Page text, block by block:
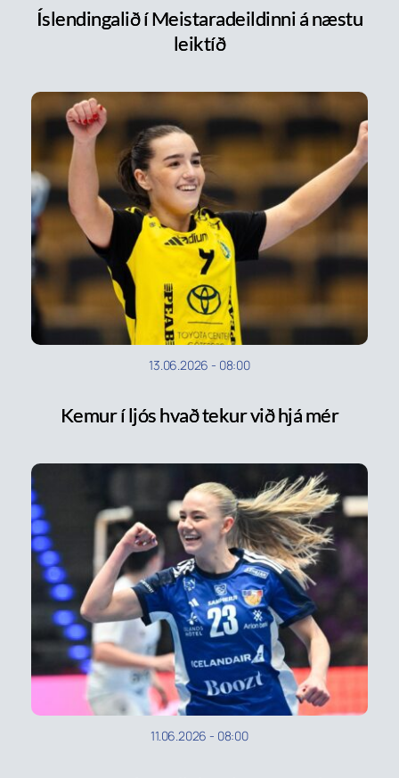
Íslendingalið í Meistaradeildinni á næstu
leiktíð
13.06.2026 - 08:00
Kemur í ljós hvað tekur við hjá mér
11.06.2026 - 08:00